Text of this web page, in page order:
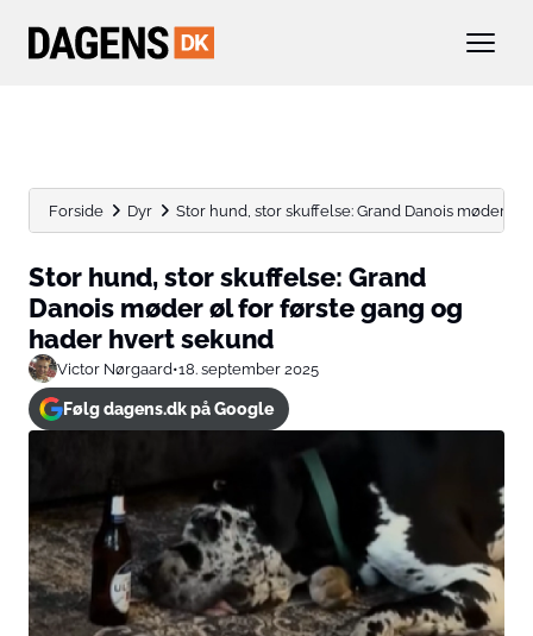
Forside Dyr Stor hund, stor skuffelse: Grand Danois møder øl
Stor hund, stor skuffelse: Grand
Danois møder øl for første gang og
hader hvert sekund
Victor Nørgaard•18. september 2025
Følg dagens.dk på Google